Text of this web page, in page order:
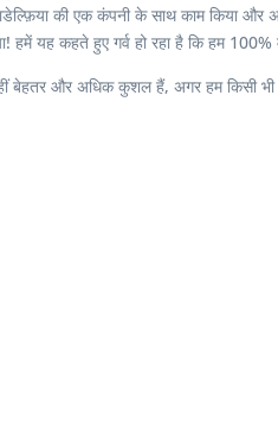
की एक कंपनी के साथ काम किया
हमें यह कहते हुए गर्व हो रहा है कि हम
बेहतर और अधिक कुशल हैं, अगर हम किसी